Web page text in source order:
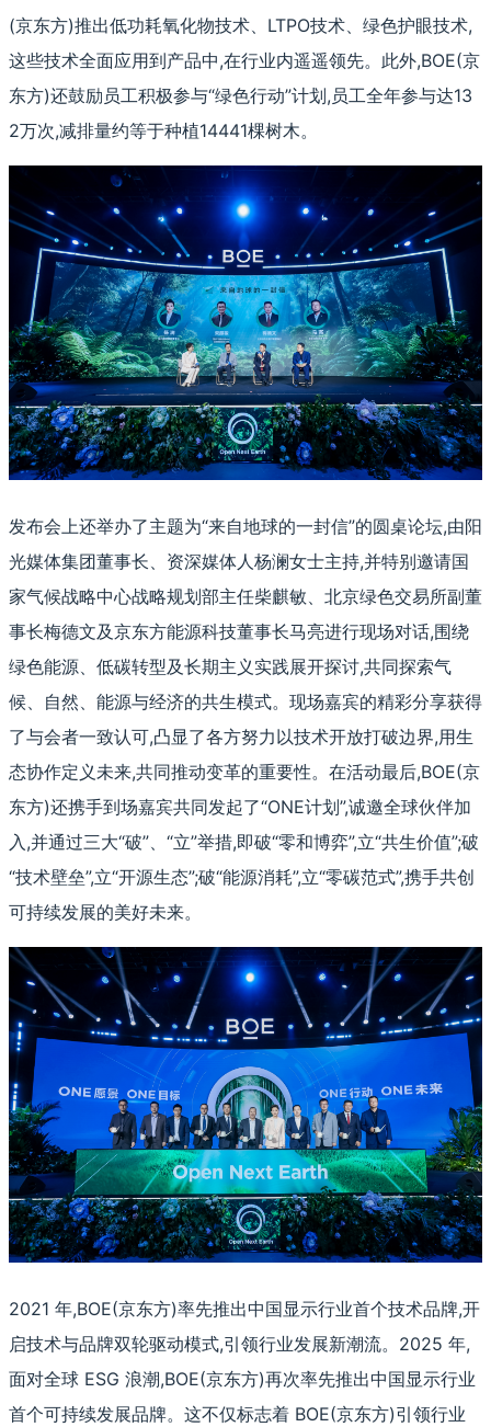
(京东方)推出低功耗氧化物技术、LTPO技术、绿色护眼技术,
这些技术全面应用到产品中,在行业内遥遥领先。此外,BOE(京
东方)还鼓励员工积极参与“绿色行动”计划,员工全年参与达13
2万次,减排量约等于种植14441棵树木。
发布会上还举办了主题为“来自地球的一封信”的圆桌论坛,由阳
光媒体集团董事长、资深媒体人杨澜女士主持,并特别邀请国
家气候战略中心战略规划部主任柴麒敏、北京绿色交易所副董
事长梅德文及京东方能源科技董事长马亮进行现场对话,围绕
绿色能源、低碳转型及长期主义实践展开探讨,共同探索气
候、自然、能源与经济的共生模式。现场嘉宾的精彩分享获得
了与会者一致认可,凸显了各方努力以技术开放打破边界,用生
态协作定义未来,共同推动变革的重要性。在活动最后,BOE(京
东方)还携手到场嘉宾共同发起了“ONE计划”,诚邀全球伙伴加
入,并通过三大“破”、“立”举措,即破“零和博弈”,立“共生价值”;破
“技术壁垒”,立“开源生态”;破“能源消耗”,立“零碳范式”,携手共创
可持续发展的美好未来。
2021 年,BOE(京东方)率先推出中国显示行业首个技术品牌,开
启技术与品牌双轮驱动模式,引领行业发展新潮流。2025 年,
面对全球 ESG 浪潮,BOE(京东方)再次率先推出中国显示行业
首个可持续发展品牌。这不仅标志着 BOE(京东方)引领行业